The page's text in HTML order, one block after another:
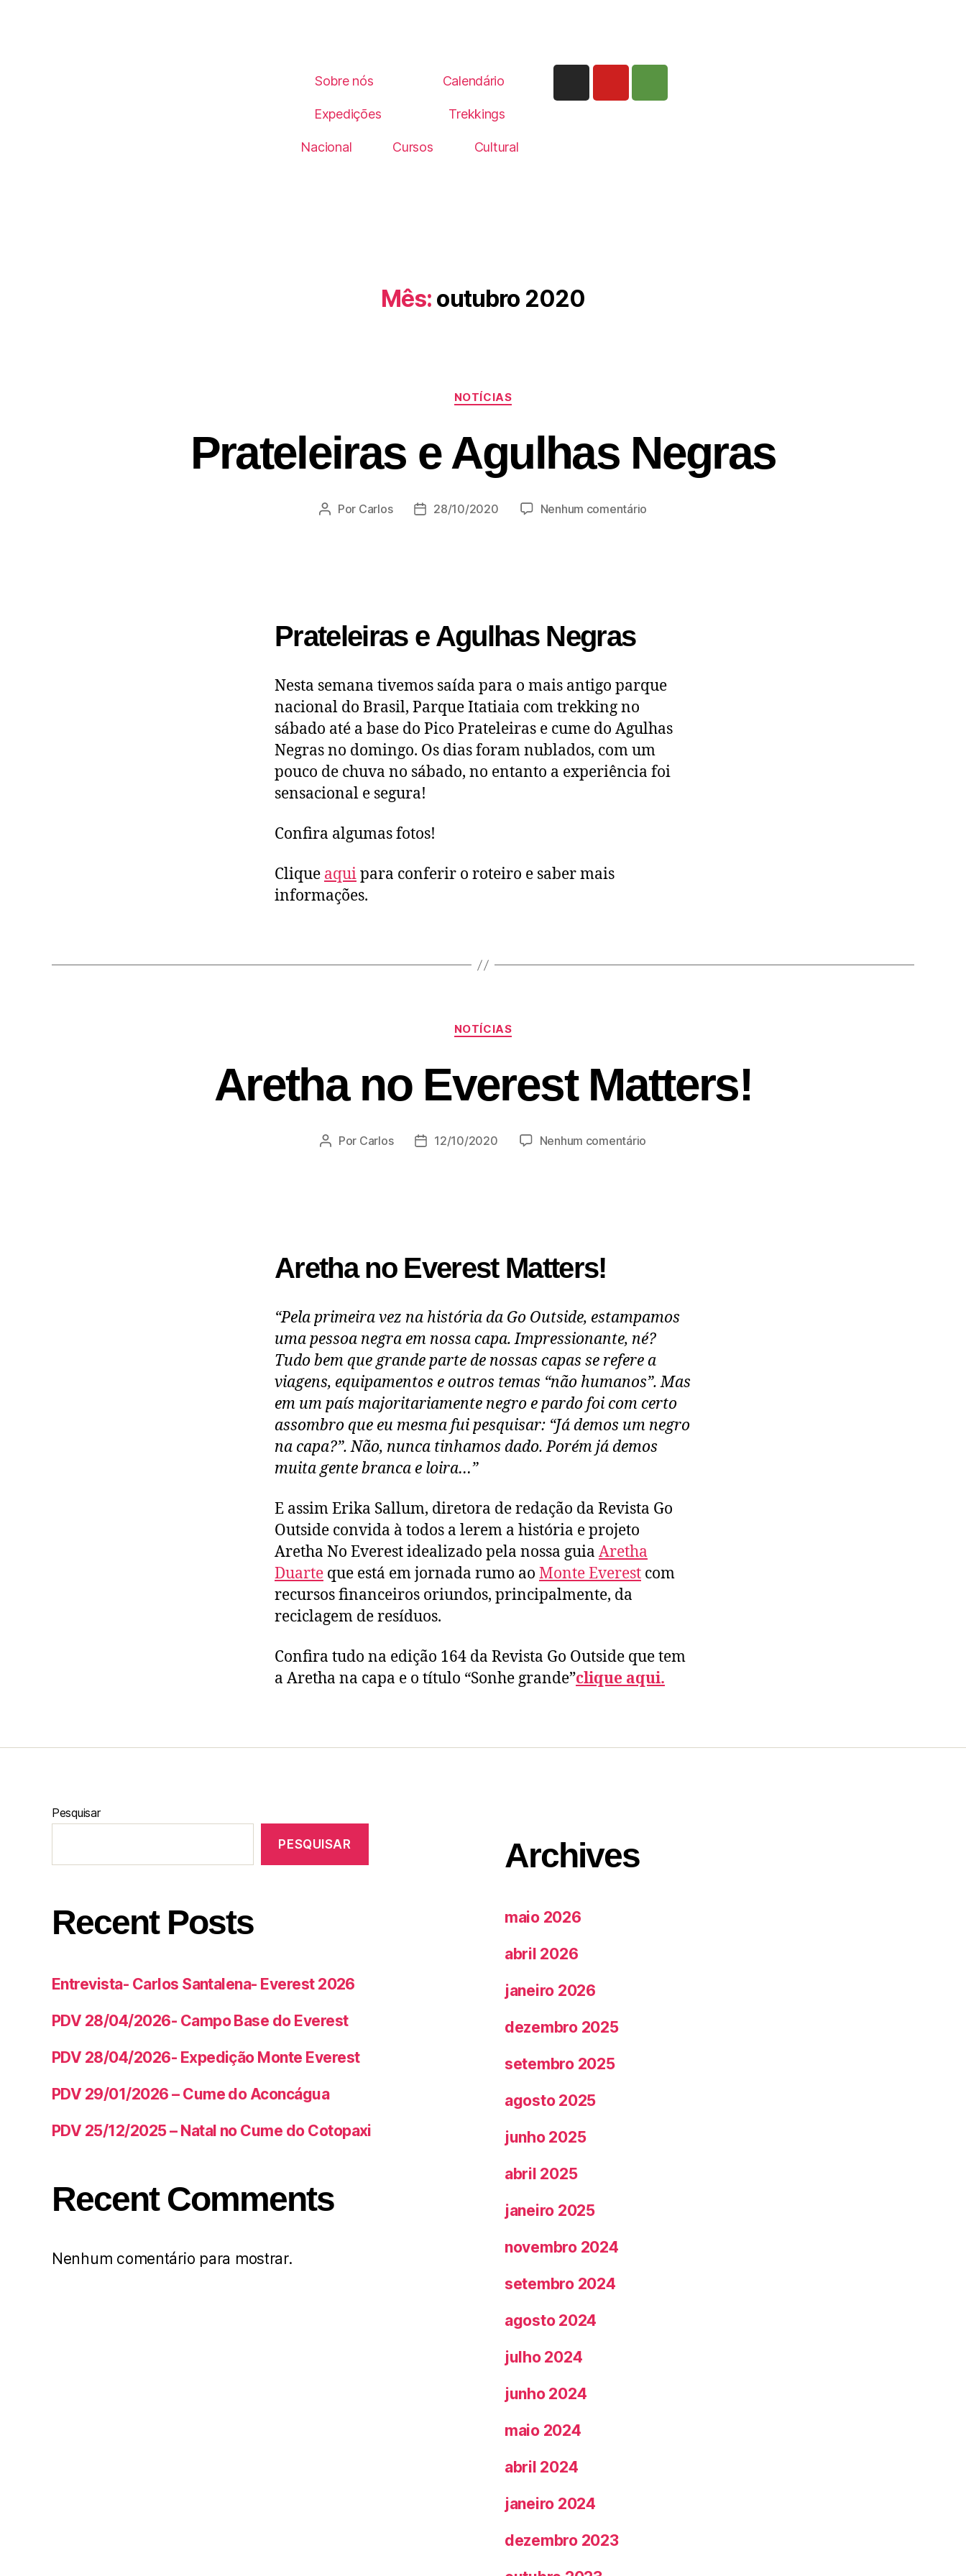
Sobre nós Calendário
Expedições Trekkings
Nacional Cursos Cultural
Mês: outubro 2020
NOTÍCIAS
Prateleiras e Agulhas Negras
Por Carlos 28/10/2020 Nenhum comentário
Prateleiras e Agulhas Negras
Nesta semana tivemos saída para o mais antigo parque
nacional do Brasil, Parque Itatiaia com trekking no
sábado até a base do Pico Prateleiras e cume do Agulhas
Negras no domingo. Os dias foram nublados, com um
pouco de chuva no sábado, no entanto a experiência foi
sensacional e segura!
Confira algumas fotos!
Clique aquipara conferir o roteiro e saber mais
informações.
NOTÍCIAS
Aretha no Everest Matters!
Por Carlos 12/10/2020 Nenhum comentário
Aretha no Everest Matters!
“Pela primeira vez na história da Go Outside, estampamos
uma pessoa negra em nossa capa. Impressionante, né?
Tudo bem que grande parte de nossas capas se refere a
viagens, equipamentos e outros temas “não humanos”. Mas
em um país majoritariamente negro e pardo foi com certo
assombro que eu mesma fui pesquisar: “Já demos um negro
na capa?”. Não, nunca tinhamos dado. Porém já demos
muita gente branca e loira…”
E assim Erika Sallum, diretora de redação da Revista Go
Outside convida à todos a lerem a história e projeto
Aretha No Everest idealizado pela nossa guia Aretha
Duarte que está em jornada rumo ao Monte Everest com
recursos financeiros oriundos, principalmente, da
reciclagem de resíduos.
Confira tudo na edição 164 da Revista Go Outside que tem
a Aretha na capa e o título “Sonhe grande”clique aqui.
Pesquisar
PESQUISAR
Recent Posts
Entrevista- Carlos Santalena- Everest 2026
PDV 28/04/2026- Campo Base do Everest
PDV 28/04/2026- Expedição Monte Everest
PDV 29/01/2026 – Cume do Aconcágua
PDV 25/12/2025 – Natal no Cume do Cotopaxi
Recent Comments
Nenhum comentário para mostrar.
Archives
maio 2026
abril 2026
janeiro 2026
dezembro 2025
setembro 2025
agosto 2025
junho 2025
abril 2025
janeiro 2025
novembro 2024
setembro 2024
agosto 2024
julho 2024
junho 2024
maio 2024
abril 2024
janeiro 2024
dezembro 2023